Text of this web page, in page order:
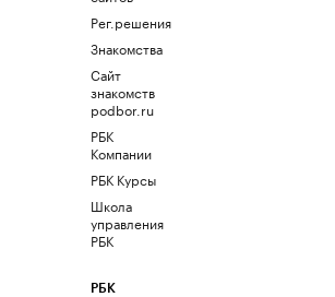
Рег.решения
Знакомства
Сайт
знакомств
podbor.ru
РБК
Компании
РБК Курсы
Школа
управления
РБК
РБК